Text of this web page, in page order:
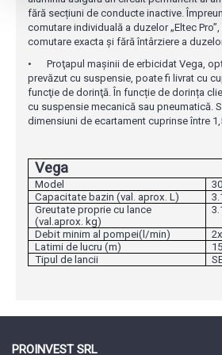
fără secțiuni de conducte inactive.
comutare individuală a duzelor „Eltec
comutare exacta și fără întârziere a
•
Proţapul maşinii de erbicidat Vega,
prevăzut cu suspensie, poate fi livrat cu
funcţie de dorinţă. În funcție de dorința
cu suspensie mecanică sau pneumatică.
dimensiuni de ecartament cuprinse între
Vega
Model
Capacitate bazin (val. aprox. L)
Greutate proprie cu lance
(val.aprox. kg)
Debit minim al pompei(l/min)
Latimi de lucru (m)
Tipul de lancii
PROINVEST SRL